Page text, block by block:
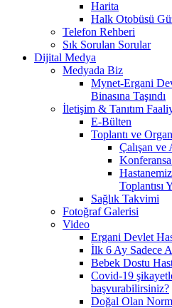
Harita
Halk Otobüsü
Telefon Rehberi
Sık Sorulan Sorular
Dijital Medya
Medyada Biz
Mynet-Ergani
Binasına Taşındı
İletişim & Tanıtım
E-Bülten
Toplantı ve
Çalışan
Toplantısı
Sağlık Takvimi
Fotoğraf Galerisi
Video
Ergani Devlet
İlk 6 Ay Sadece
Bebek Dostu
Covid-19
başvurabilirsiniz?
Doğal Olan